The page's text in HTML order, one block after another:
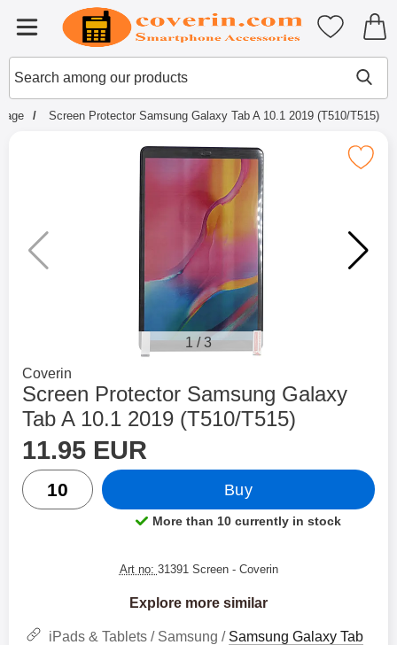
Menu
Startpage for Tibro Billiga
Search
Search among our products
My
Screen Protector Samsung Galaxy Tab A 10.1 2019 (T510/T515)
Mark screen Protector Samsung Galaxy Tab
1 /3
Go to brand page for
Coverin
Screen Protector Samsung Galaxy
Tab A 10.1 2019 (T510/T515)
Shop this product, Screen Protector Samsung
price
11.95 EUR
quantity
Buy
Product availability:
More than 10 currently in stock
Art no: 31391 Screen - Coverin
Explore more similar
iPads & Tablets / Samsung / Samsung Galaxy Tab